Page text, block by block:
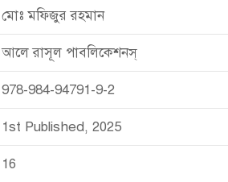
মোঃ মফিজুর রহমান
আলে রাসূল পাবলিকেশনস্
978-984-94791-9-2
1st Published, 2025
16